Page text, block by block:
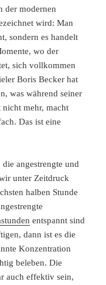
der modernen
wird: Man
sondern es handelt
wo der
sich vollkommen
Boris Becker hat
was während seiner
mehr, macht
Das ist eine
angestrengte und
unter Zeitdruck
halben Stunde
entspannt sind
dann ist es die
Konzentration
beleben. Die
auch effektiv sein,